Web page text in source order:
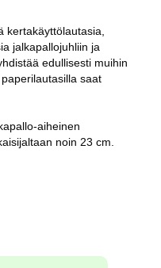
kertakäyttölautasia,
jalkapallojuhliin ja
edullisesti muihin
saat
aiheinen
noin 23 cm.